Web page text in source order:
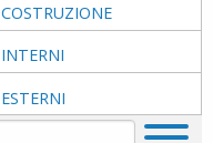
COSTRUZIONE
INTERNI
ESTERNI